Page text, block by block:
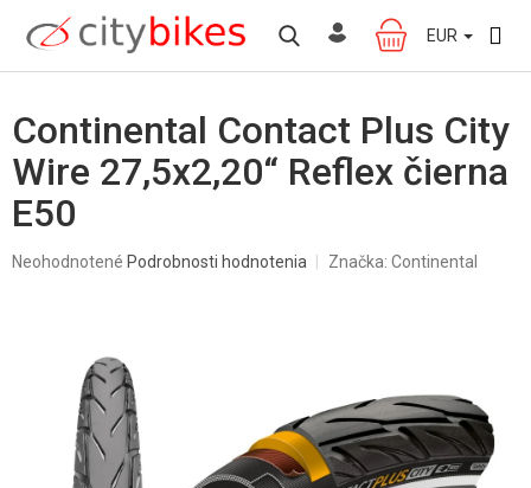
obsah
NÁKUPNÝ
KOŠÍK
EUR
Continental Contact Plus City
Wire 27,5x2,20“ Reflex čierna
E50
Priemerné
hviezdičiek.
Neohodnotené Podrobnosti hodnotenia Značka: Continental